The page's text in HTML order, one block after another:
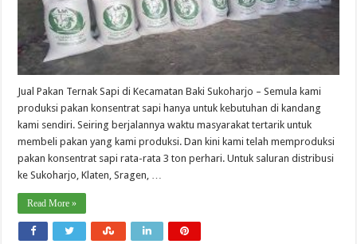
Jual Pakan Ternak Sapi di Kecamatan Baki Sukoharjo – Semula kami
produksi pakan konsentrat sapi hanya untuk kebutuhan di kandang
kami sendiri. Seiring berjalannya waktu masyarakat tertarik untuk
membeli pakan yang kami produksi. Dan kini kami telah memproduksi
pakan konsentrat sapi rata-rata 3 ton perhari. Untuk saluran distribusi
ke Sukoharjo, Klaten, Sragen, …
Read More »